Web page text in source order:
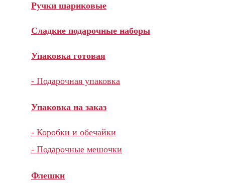
Ручки шариковые
Сладкие подарочные наборы
Упаковка готовая
- Подарочная упаковка
Упаковка на заказ
- Коробки и обечайки
- Подарочные мешочки
Флешки